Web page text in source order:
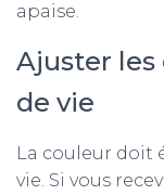
apaise.
Ajuster les
de vie
La couleur doit
vie. Si vous